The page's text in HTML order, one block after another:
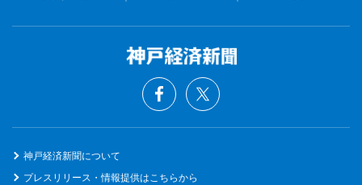
神戸経済新聞について
プレスリリース・情報提供はこちらから